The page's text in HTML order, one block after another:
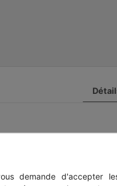
demande d'accepter